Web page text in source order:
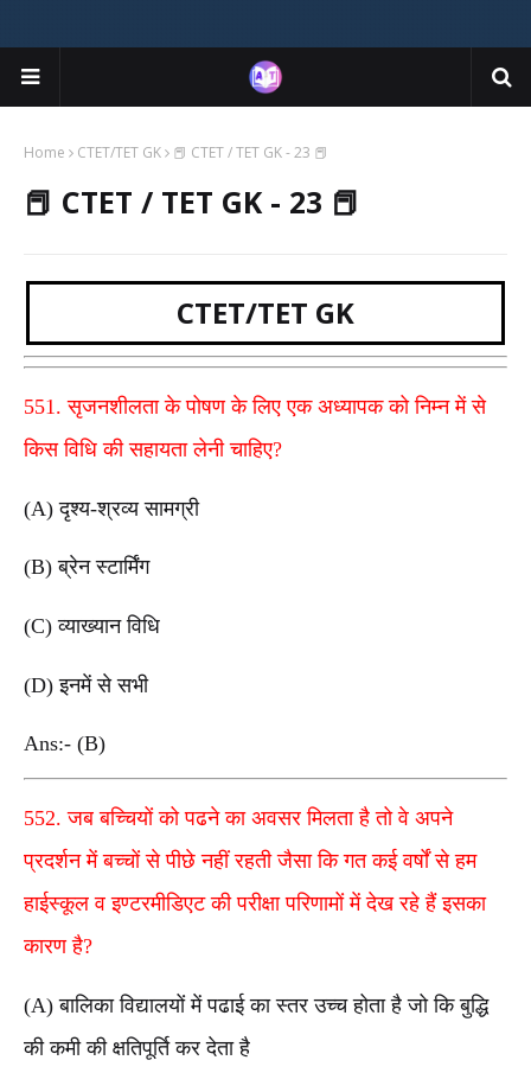
Home CTET/TET GK 📕 CTET / TET GK - 23 📕
📕 CTET / TET GK - 23 📕
CTET/TET GK
551. सृजनशीलता के पोषण के लिए एक अध्यापक को निम्न में से
किस विधि की सहायता लेनी चाहिए?
(A) दृश्य-श्रव्य सामग्री
(B) ब्रेन स्टार्मिंग
(C) व्याख्यान विधि
(D) इनमें से सभी
Ans:- (B)
552. जब बच्चियों को पढने का अवसर मिलता है तो वे अपने
प्रदर्शन में बच्चों से पीछे नहीं रहती जैसा कि गत कई वर्षों से हम
हाईस्कूल व इण्टरमीडिएट की परीक्षा परिणामों में देख रहे हैं इसका
कारण है?
(A) बालिका विद्यालयों में पढाई का स्तर उच्च होता है जो कि बुद्धि
की कमी की क्षतिपूर्ति कर देता है